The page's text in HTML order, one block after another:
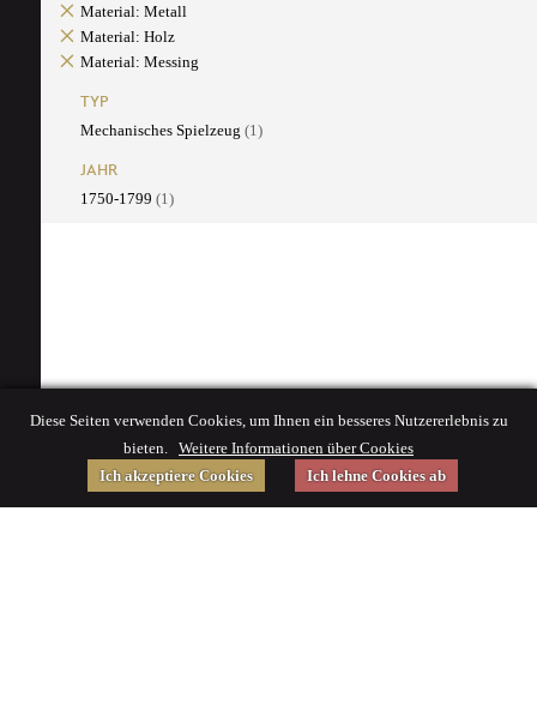
Material: Metall
Material: Holz
Material: Messing
TYP
Mechanisches Spielzeug (1)
JAHR
1750-1799 (1)
Diese Seiten verwenden Cookies, um Ihnen ein besseres Nutzererlebnis zu
bieten. Weitere Informationen über Cookies
Ich akzeptiere Cookies
Ich lehne Cookies ab